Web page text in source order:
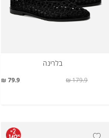
בלרינה
79.9 ₪ 179.9 ₪